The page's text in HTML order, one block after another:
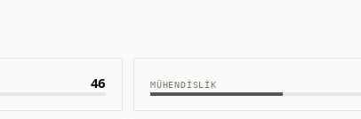
46 MÜHENDISLIK